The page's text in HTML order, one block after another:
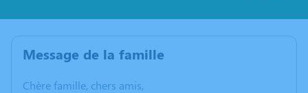
Message de la famille
Chère famille, chers amis,